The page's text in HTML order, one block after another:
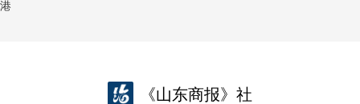
港
《山东商报》社